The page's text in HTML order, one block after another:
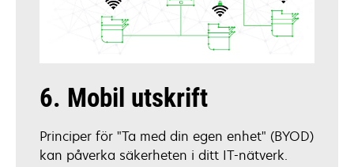
6. Mobil utskrift
Principer för "Ta med din egen enhet" (BYOD)
kan påverka säkerheten i ditt IT-nätverk.